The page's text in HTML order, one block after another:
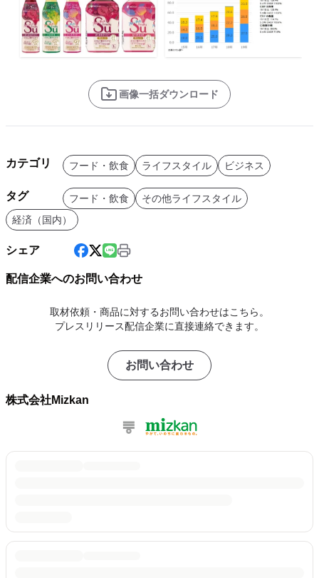
画像一括ダウンロード
カテゴリ フード・飲食 ライフスタイル ビジネス
タグ フード・飲食
その他ライフスタイル
経済（国内）
シェア
配信企業へのお問い合わせ
取材依頼・商品に対するお問い合わせはこちら。
プレスリリース配信企業に直接連絡できます。
お問い合わせ
株式会社Mizkan